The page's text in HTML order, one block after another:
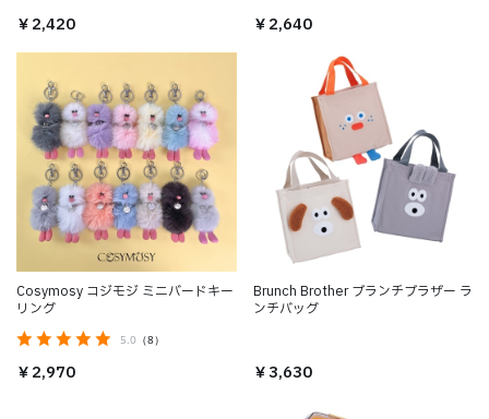
￥2,420 ￥2,640
Cosymosy コジモジ ミニバードキー
リング
5.0 （8）
￥2,970
Brunch Brother ブランチブラザー ラ
ンチバッグ
￥3,630